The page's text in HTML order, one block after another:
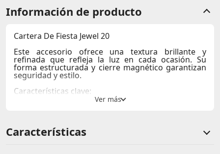
Información de producto
Cartera De Fiesta Jewel 20
Este accesorio ofrece una textura brillante y
refinada que refleja la luz en cada ocasión. Su
forma estructurada y cierre magnético garantizan
seguridad y estilo.
Características clave:
Temporada: Ideal para cualquier ocasión especial
Características